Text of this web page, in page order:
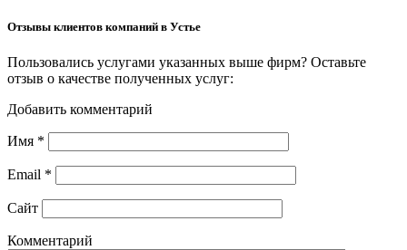
Отзывы клиентов компаний в Устье
Пользовались услугами указанных выше фирм? Оставьте
отзыв о качестве полученных услуг:
Добавить комментарий
Имя *
Email *
Сайт
Комментарий